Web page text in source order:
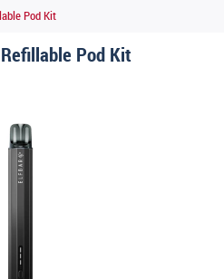
Pod Kit
Pod Kit